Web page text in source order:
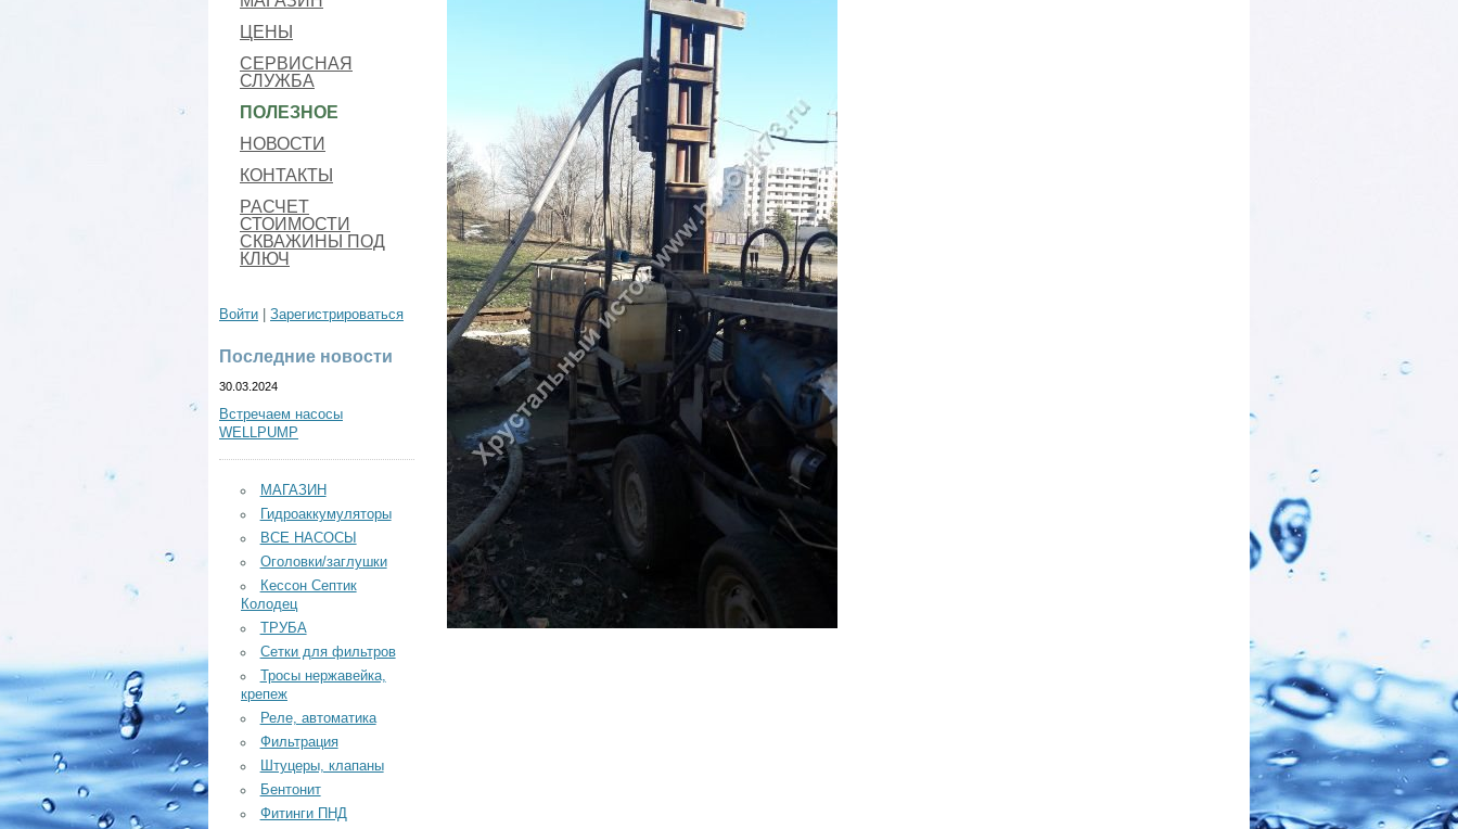
ЦЕНЫ
СЕРВИСНАЯ
СЛУЖБА
ПОЛЕЗНОЕ
НОВОСТИ
КОНТАКТЫ
РАСЧЕТ
СТОИМОСТИ
СКВАЖИНЫ ПОД
КЛЮЧ
Войти Зарегистрироваться
Последние новости
30.03.2024
Встречаем насосы
WELLPUMP
МАГАЗИН
Гидроаккумуляторы
ВСЕ НАСОСЫ
Оголовки/заглушки
Кессон Септик
Колодец
ТРУБА
Сетки для фильтров
Тросы нержавейка,
крепеж
Реле, автоматика
Фильтрация
Штуцеры, клапаны
Бентонит
Фитинги ПНД